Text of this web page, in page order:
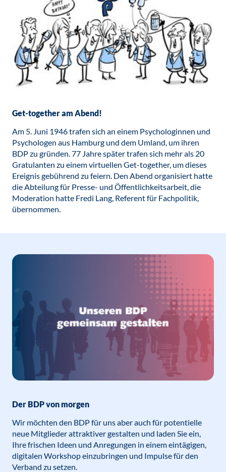
Get-together am Abend!
Am 5. Juni 1946 trafen sich an einem Psychologinnen und
Psychologen aus Hamburg und dem Umland, um ihren
BDP zu gründen. 77 Jahre später trafen sich mehr als 20
Gratulanten zu einem virtuellen Get-together, um dieses
Ereignis gebührend zu feiern. Den Abend organisiert hatte
die Abteilung für Presse- und Öffentlichkeitsarbeit, die
Moderation hatte Fredi Lang, Referent für Fachpolitik,
übernommen.
Der BDP von morgen
Wir möchten den BDP für uns aber auch für potentielle
neue Mitglieder attraktiver gestalten und laden Sie ein,
Ihre frischen Ideen und Anregungen in einem eintägigen,
digitalen Workshop einzubringen und Impulse für den
Verband zu setzen.